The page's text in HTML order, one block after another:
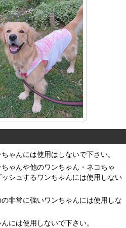
ゃんには使用はしないで下さい。
ゃんや他のワンちゃん・ネコちゃ
シュするワンちゃんには使用しない
非常に強いワンちゃんには使用しな
には使用しないで下さい。